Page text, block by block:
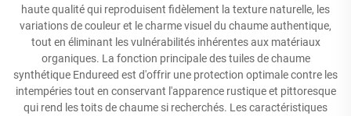
haute qualité qui reproduisent fidèlement la texture naturelle, les
variations de couleur et le charme visuel du chaume authentique,
tout en éliminant les vulnérabilités inhérentes aux matériaux
organiques. La fonction principale des tuiles de chaume
synthétique Endureed est d'offrir une protection optimale contre les
intempéries tout en conservant l'apparence rustique et pittoresque
qui rend les toits de chaume si recherchés. Les caractéristiques